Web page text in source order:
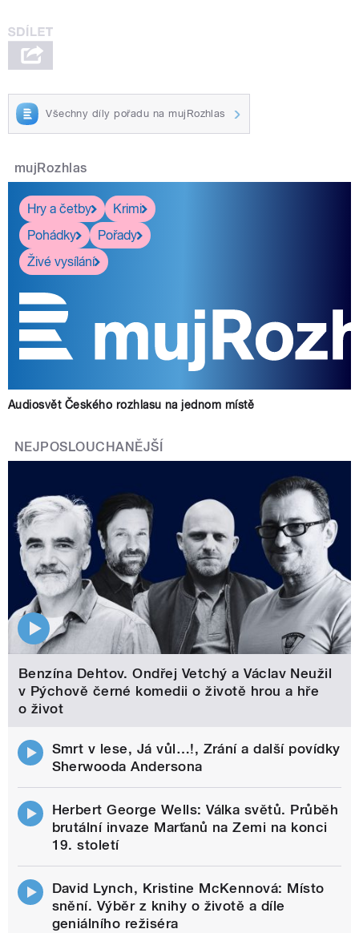
Všechny díly pořadu na mujRozhlas
mujRozhlas
Hry a četby
Krimi
Pohádky
Pořady
Živé vysílání
Audiosvět Českého rozhlasu na jednom místě
NEJPOSLOUCHANĚJŠÍ
Benzína Dehtov. Ondřej Vetchý a Václav Neužil
v Pýchově černé komedii o životě hrou a hře
o život
Smrt v lese, Já vůl…!, Zrání a další povídky
Sherwooda Andersona
Herbert George Wells: Válka světů. Průběh
brutální invaze Marťanů na Zemi na konci
19. století
David Lynch, Kristine McKennová: Místo
snění. Výběr z knihy o životě a díle
geniálního režiséra